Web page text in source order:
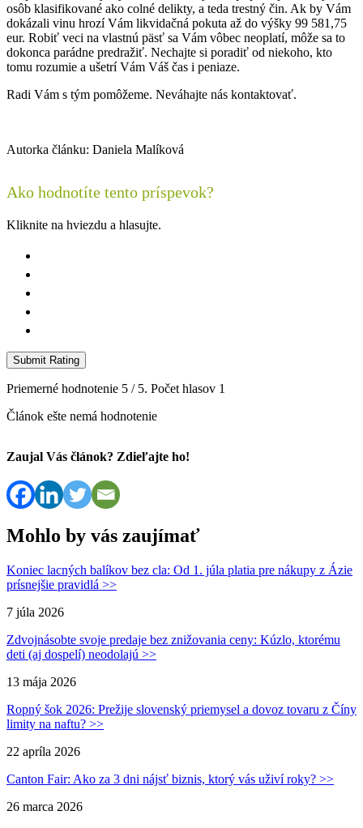
osôb klasifikované ako colné delikty, a teda trestný čin. Ak by Vám
dokázali vinu hrozí Vám likvidačná pokuta až do výšky 99 581,75
eur. Robiť veci na vlastnú päsť sa Vám vôbec neoplatí, môže sa to
dokonca parádne predražiť. Nechajte si poradiť od niekoho, kto
tomu rozumie a ušetrí Vám Váš čas i peniaze.
Radi Vám s tým pomôžeme. Neváhajte nás kontaktovať.
Autorka článku: Daniela Malíková
Ako hodnotíte tento príspevok?
Kliknite na hviezdu a hlasujte.
Submit Rating
Priemerné hodnotenie 5 / 5. Počet hlasov 1
Článok ešte nemá hodnotenie
Zaujal Vás článok? Zdieľajte ho!
Mohlo by vás zaujímať
Koniec lacných balíkov bez cla: Od 1. júla platia pre nákupy z Ázie
prísnejšie pravidlá >>
7 júla 2026
Zdvojnásobte svoje predaje bez znižovania ceny: Kúzlo, ktorému
deti (aj dospelí) neodolajú >>
13 mája 2026
Ropný šok 2026: Prežije slovenský priemysel a dovoz tovaru z Číny
limity na naftu? >>
22 apríla 2026
Canton Fair: Ako za 3 dni nájsť biznis, ktorý vás uživí roky? >>
26 marca 2026